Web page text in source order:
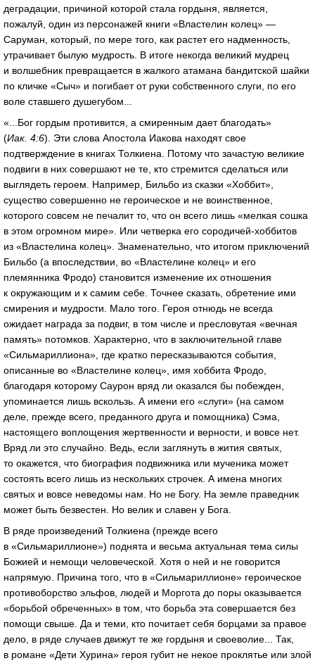
деградации, причиной которой стала гордыня, является,
пожалуй, один из персонажей книги «Властелин колец» —
Саруман, который, по мере того, как растет его надменность,
утрачивает былую мудрость. В итоге некогда великий мудрец
и волшебник превращается в жалкого атамана бандитской шайки
по кличке «Сыч» и погибает от руки собственного слуги, по его
воле ставшего душегубом...
«...Бог гордым противится, а смиренным дает благодать»
(Иак. 4:6). Эти слова Апостола Иакова находят свое
подтверждение в книгах Толкиена. Потому что зачастую великие
подвиги в них совершают не те, кто стремится сделаться или
выглядеть героем. Например, Бильбо из сказки «Хоббит»,
существо совершенно не героическое и не воинственное,
которого совсем не печалит то, что он всего лишь «мелкая сошка
в этом огромном мире». Или четверка его сородичей-хоббитов
из «Властелина колец». Знаменательно, что итогом приключений
Бильбо (а впоследствии, во «Властелине колец» и его
племянника Фродо) становится изменение их отношения
к окружающим и к самим себе. Точнее сказать, обретение ими
смирения и мудрости. Мало того. Героя отнюдь не всегда
ожидает награда за подвиг, в том числе и пресловутая «вечная
память» потомков. Характерно, что в заключительной главе
«Сильмариллиона», где кратко пересказываются события,
описанные во «Властелине колец», имя хоббита Фродо,
благодаря которому Саурон вряд ли оказался бы побежден,
упоминается лишь вскользь. А имени его «слуги» (на самом
деле, прежде всего, преданного друга и помощника) Сэма,
настоящего воплощения жертвенности и верности, и вовсе нет.
Вряд ли это случайно. Ведь, если заглянуть в жития святых,
то окажется, что биография подвижника или мученика может
состоять всего лишь из нескольких строчек. А имена многих
святых и вовсе неведомы нам. Но не Богу. На земле праведник
может быть безвестен. Но велик и славен у Бога.
В ряде произведений Толкиена (прежде всего
в «Сильмариллионе») поднята и весьма актуальная тема силы
Божией и немощи человеческой. Хотя о ней и не говорится
напрямую. Причина того, что в «Сильмариллионе» героическое
противоборство эльфов, людей и Моргота до поры оказывается
«борьбой обреченных» в том, что борьба эта совершается без
помощи свыше. Да и теми, кто почитает себя борцами за правое
дело, в ряде случаев движут те же гордыня и своеволие... Так,
в романе «Дети Хурина» героя губит не некое проклятье или злой